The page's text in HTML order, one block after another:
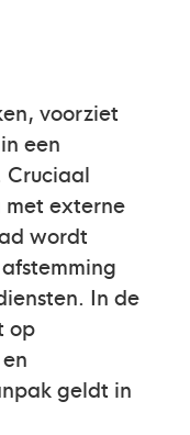
voorziet
een
met externe
wordt
In de
op
geldt in